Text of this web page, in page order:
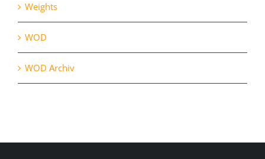
Weights
WOD
WOD Archiv